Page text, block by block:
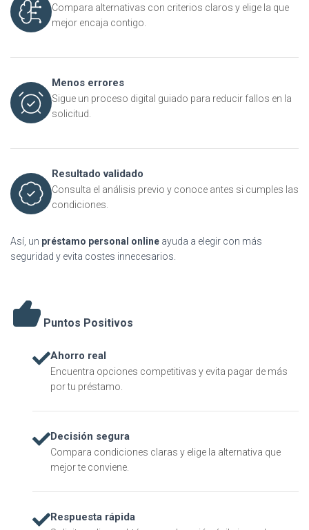
Compara alternativas con criterios claros y elige la que
mejor encaja contigo.
Menos errores
Sigue un proceso digital guiado para reducir fallos en la
solicitud.
Resultado validado
Consulta el análisis previo y conoce antes si cumples las
condiciones.
Así, un préstamo personal online ayuda a elegir con más
seguridad y evita costes innecesarios.
Puntos Positivos
Ahorro real
Encuentra opciones competitivas y evita pagar de más
por tu préstamo.
Decisión segura
Compara condiciones claras y elige la alternativa que
mejor te conviene.
Respuesta rápida